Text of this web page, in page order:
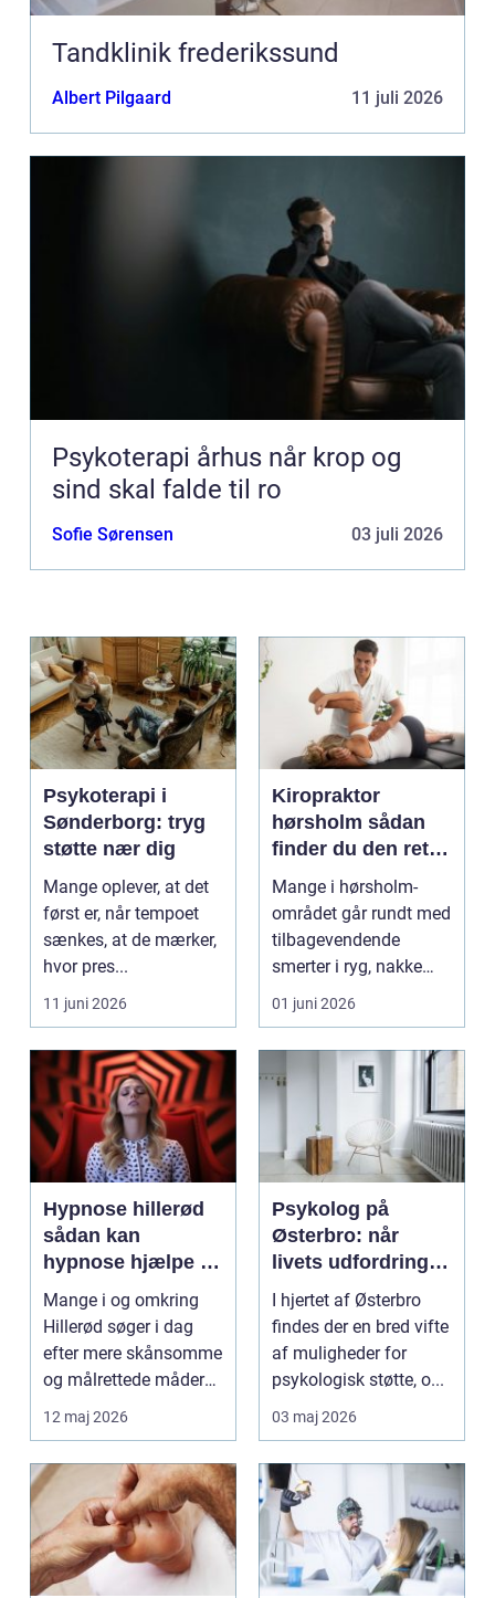
Tandklinik frederikssund
Albert Pilgaard 11 juli 2026
Psykoterapi århus når krop og
sind skal falde til ro
Sofie Sørensen 03 juli 2026
Psykoterapi i
Sønderborg: tryg
støtte nær dig
Mange oplever, at det
først er, når tempoet
sænkes, at de mærker,
hvor pres...
11 juni 2026
Kiropraktor
hørsholm sådan
finder du den rette
behandling i
nordsjælland
Mange i hørsholm-
området går rundt med
tilbagevendende
smerter i ryg, nakke
eller hoved uden at få
d...
01 juni 2026
Hypnose hillerød
sådan kan
hypnose hjælpe i
hverdagen
Mange i og omkring
Hillerød søger i dag
efter mere skånsomme
og målrettede måder
at få det bedre på....
12 maj 2026
Psykolog på
Østerbro: når
livets udfordringer
kræver
professionel støtte
I hjertet af Østerbro
findes der en bred vifte
af muligheder for
psykologisk støtte, o...
03 maj 2026